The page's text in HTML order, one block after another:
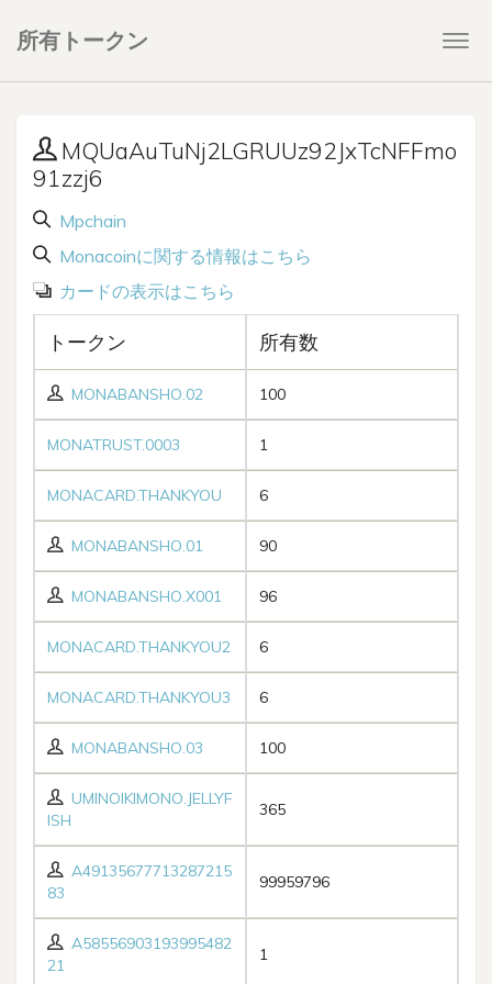
所有トークン
MQUaAuTuNj2LGRUUz92JxTcNFFmo
91zzj6
Mpchain
Monacoinに関する情報はこちら
カードの表示はこちら
トークン 所有数
MONABANSHO.02 100
MONATRUST.0003 1
MONACARD.THANKYOU 6
MONABANSHO.01 90
MONABANSHO.X001 96
MONACARD.THANKYOU2 6
MONACARD.THANKYOU3 6
MONABANSHO.03 100
UMINOIKIMONO.JELLYF
ISH
365
A49135677713287215
83
99959796
A58556903193995482
21
1